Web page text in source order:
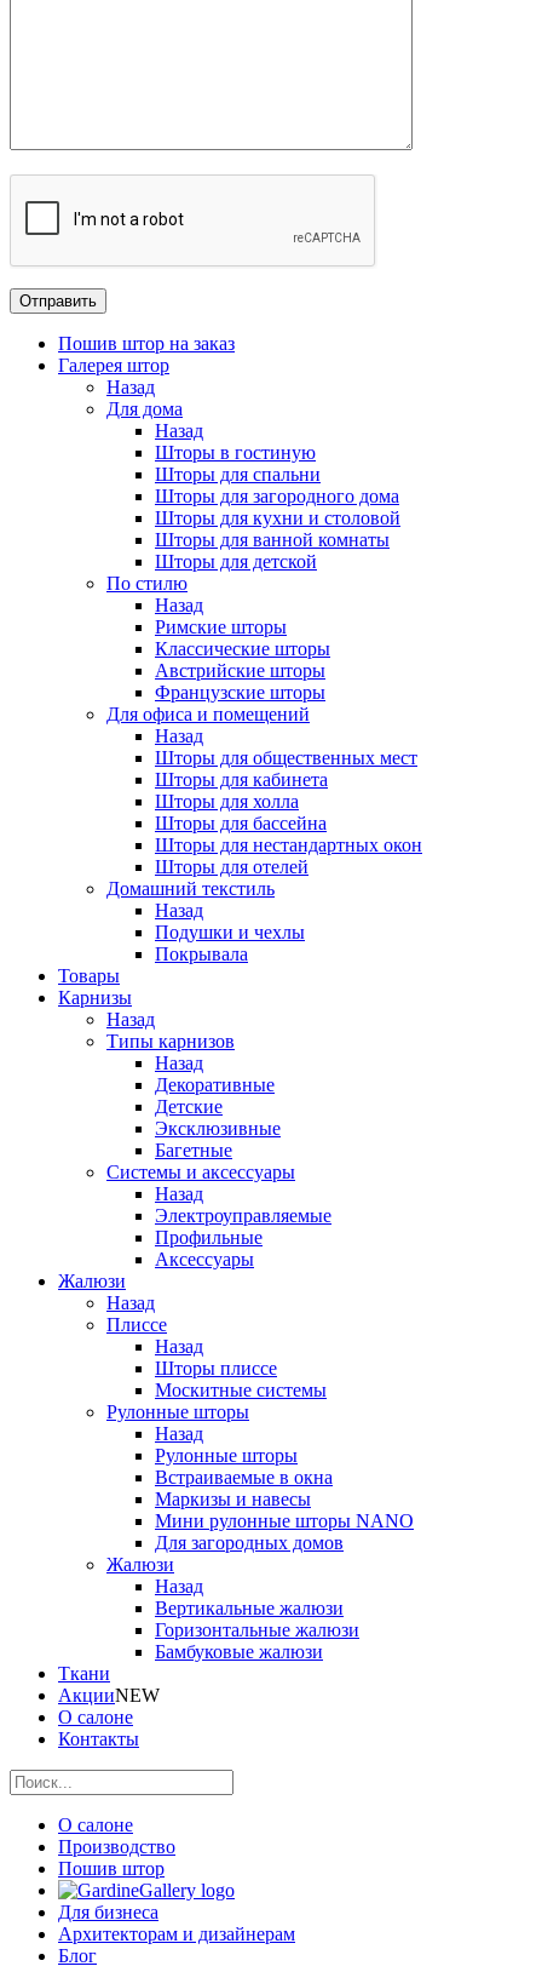
Пошив штор на заказ
Галерея штор
Назад
Для дома
Назад
Шторы в гостиную
Шторы для спальни
Шторы для загородного дома
Шторы для кухни и столовой
Шторы для ванной комнаты
Шторы для детской
По стилю
Назад
Римские шторы
Классические шторы
Австрийские шторы
Французские шторы
Для офиса и помещений
Назад
Шторы для общественных мест
Шторы для кабинета
Шторы для холла
Шторы для бассейна
Шторы для нестандартных окон
Шторы для отелей
Домашний текстиль
Назад
Подушки и чехлы
Покрывала
Товары
Карнизы
Назад
Типы карнизов
Назад
Декоративные
Детские
Эксклюзивные
Багетные
Системы и аксессуары
Назад
Электроуправляемые
Профильные
Аксессуары
Жалюзи
Назад
Плиссе
Назад
Шторы плиссе
Москитные системы
Рулонные шторы
Назад
Рулонные шторы
Встраиваемые в окна
Маркизы и навесы
Мини рулонные шторы NANO
Для загородных домов
Жалюзи
Назад
Вертикальные жалюзи
Горизонтальные жалюзи
Бамбуковые жалюзи
Ткани
АкцииNEW
О салоне
Контакты
О салоне
Производство
Пошив штор
Для бизнеса
Архитекторам и дизайнерам
Блог